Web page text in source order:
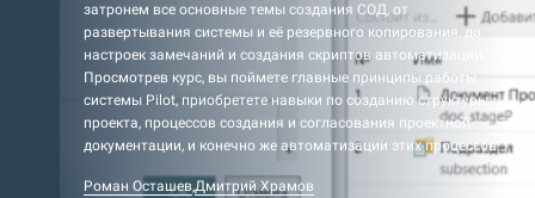
затронем все основные темы создания СОД, от
развертывания системы и её резервного копирования, до
настроек замечаний и создания скриптов автоматизации.
Просмотрев курс, вы поймете главные принципы работы
системы Pilot, приобретете навыки по созданию структуры
проекта, процессов создания и согласования проектной
документации, и конечно же автоматизации этих процессов.
Роман Осташев,Дмитрий Храмов